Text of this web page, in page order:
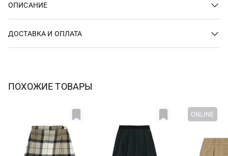
ОПИСАНИЕ
ДОСТАВКА И ОПЛАТА
ПОХОЖИЕ ТОВАРЫ